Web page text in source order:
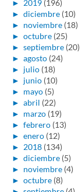
► 2019 (196)
► diciembre (10)
► noviembre (18)
► octubre (25)
► septiembre (20)
► agosto (24)
► julio (18)
► junio (10)
► mayo (5)
► abril (22)
► marzo (19)
► febrero (13)
► enero (12)
► 2018 (134)
► diciembre (5)
► noviembre (4)
► octubre (8)